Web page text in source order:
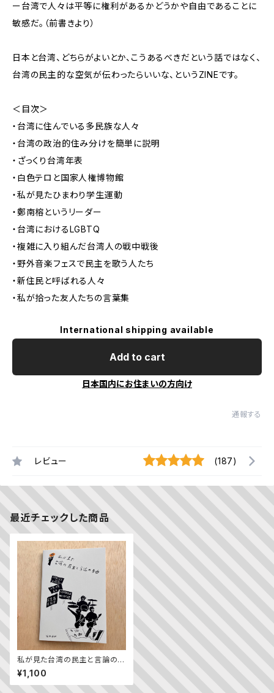
ー台湾で人々は平等に権利があるかどうかや自由であることに
敏感だ。（前書きより）
日本と台湾、どちらがよいとか、こうあるべきだという話ではなく、
台湾の民主的な空気が伝わったらいいな、というZINEです。
＜目次＞
・台湾に住んでいる多民族な人々
・台湾の政治的住み分けを簡単に説明
・ざっくり台湾年表
・白色テロと国家人権博物館
・私が見たひまわり学生運動
・鄭南榕というリーダー
・台湾におけるLGBTQ
・複雑に入り組んだ台湾人の戦中戦後
・野外音楽フェスで民主を歌う人たち
・新住民と呼ばれる人々
・私が拾った友人たちの言葉集
International shipping available
Add to cart
日本国内にお住まいの方向け
通報する
レビュー (187)
最近チェックした商品
私が見た台湾の民主と言論の自
由
¥1,100